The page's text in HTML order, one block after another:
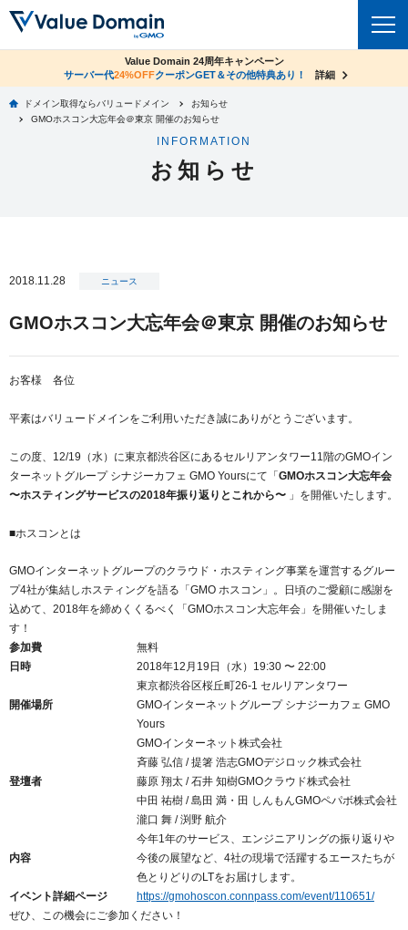
ドメイントップ
gTLDオークション
.jpドメインバックオーダー
プレミアムドメイン
人気ドメインの種類
WHOIS検索
レンタルサーバー
XREA
Oneレンタルサーバー
サイトロック
ポイント制度
紹介制度
バリュードメインAPI
ドメイン・ホスティングOEM
ドメインコンシェルジュ
Value Domain Analyzer
Value AI Writer
お知らせ サポート
ログイン
従来のバリュードメインをご利用希望の方
Value Domainにログイン
外部サービスでの登録が一部未対応（Google等）
One レンタルサーバーを含む最新の機能を使う方
Value Domain Oneにログイン
以下でもログイン可能
Google Yahoo!
GMO ID Amazon
※AmazonはValue Domain Oneのログイン画面へ遷移します
ユーザー登録
Value Domainユーザー登録
One レンタルサーバーを含む最新の機能を使う方
Value Domain Oneアカウント作成
以下でも登録可能
Google Yahoo!
co.jpドメイン✕コアサーバーV2ビジネス応援キャンペーン
サーバー料金1年間無料
詳細
Value Domain 24周年キャンペーン
サーバー代24%OFFクーポンGET＆その他特典あり！ 詳細
ドメイン取得ならバリュードメイン
お知らせ
GMOホスコン大忘年会＠東京 開催のお知らせ
INFORMATION
お知らせ
2018.11.28 ニュース
GMOホスコン大忘年会＠東京 開催のお知らせ
お客様 各位
平素はバリュードメインをご利用いただき誠にありがとうございます。
この度、12/19（水）に東京都渋谷区にあるセルリアンタワー11階のGMOイン
ターネットグループ シナジーカフェ GMO Yoursにて「 GMOホスコン大忘年会
〜ホスティングサービスの2018年振り返りとこれから〜」を開催いたします。
■ホスコンとは
GMOインターネットグループのクラウド・ホスティング事業を運営するグルー
プ4社が集結しホスティングを語る「GMO ホスコン」。日頃のご愛顧に感謝を
込めて、2018年を締めくくるべく「GMOホスコン大忘年会」を開催いたしま
す！
参加費
無料
日時
2018年12月19日（水）19:30 〜 22:00
開催場所
東京都渋谷区桜丘町26-1 セルリアンタワー
GMOインターネットグループ シナジーカフェ GMO
Yours
登壇者
GMOインターネット株式会社
斉藤 弘信 / 提箸 浩志GMOデジロック株式会社
藤原 翔太 / 石井 知樹GMOクラウド株式会社
中田 祐樹 / 島田 満・田 しんもんGMOペパボ株式会社
瀧口 舞 / 渕野 航介
内容
今年1年のサービス、エンジニアリングの振り返りや
今後の展望など、4社の現場で活躍するエースたちが
色とりどりのLTをお届けします。
イベント詳細ページ
https://gmohoscon.connpass.com/event/110651/
ぜひ、この機会にご参加ください！